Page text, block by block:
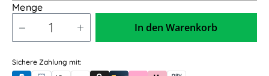
Menge
In den Warenkorb
Sichere Zahlung mit: